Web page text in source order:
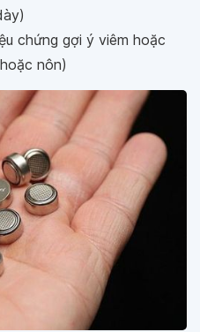
chứng gợi ý viêm hoặc
nôn)